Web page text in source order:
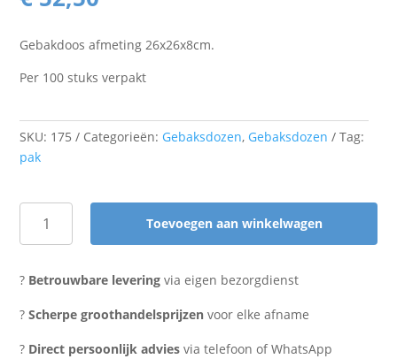
Gebakdoos afmeting 26x26x8cm.
Per 100 stuks verpakt
SKU: 175 Categorieën: Gebaksdozen, Gebaksdozen
Tag:
pak
Gebaksdoos
aantal
Toevoegen aan winkelwagen
? Betrouwbare levering via eigen bezorgdienst
?Scherpe groothandelsprijzen voor elke afname
? Direct persoonlijk advies via telefoon of WhatsApp